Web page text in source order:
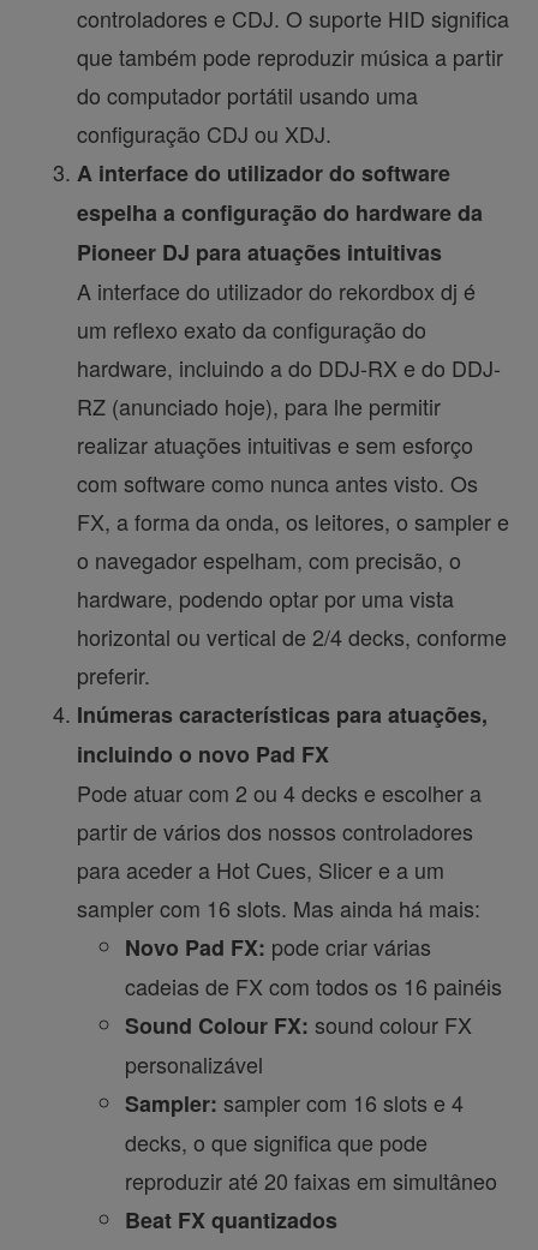
controladores e CDJ. O suporte HID significa
que também pode reproduzir música a partir
do computador portátil usando uma
configuração CDJ ou XDJ.
A interface do utilizador do software
espelha a configuração do hardware da
Pioneer DJ para atuações intuitivas
A interface do utilizador do rekordbox dj é
um reflexo exato da configuração do
hardware, incluindo a do DDJ-RX e do DDJ-
RZ (anunciado hoje), para lhe permitir
realizar atuações intuitivas e sem esforço
com software como nunca antes visto. Os
FX, a forma da onda, os leitores, o sampler e
o navegador espelham, com precisão, o
hardware, podendo optar por uma vista
horizontal ou vertical de 2/4 decks, conforme
preferir.
Inúmeras características para atuações,
incluindo o novo Pad FX
Pode atuar com 2 ou 4 decks e escolher a
partir de vários dos nossos controladores
para aceder a Hot Cues, Slicer e a um
sampler com 16 slots. Mas ainda há mais:
Novo Pad FX: pode criar várias
cadeias de FX com todos os 16 painéis
Sound Colour FX: sound colour FX
personalizável
Sampler: sampler com 16 slots e 4
decks, o que significa que pode
reproduzir até 20 faixas em simultâneo
Beat FX quantizados